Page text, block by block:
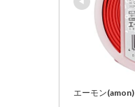
エーモン(amon)